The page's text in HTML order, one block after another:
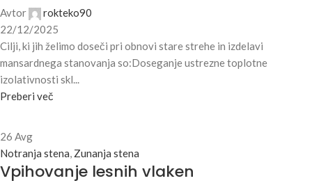
Avtor
rokteko90
22/12/2025
Cilji, ki jih želimo doseči pri obnovi stare strehe in izdelavi
mansardnega stanovanja so:Doseganje ustrezne toplotne
izolativnosti skl...
Preberi več
26 Avg
Notranja stena, Zunanja stena
Vpihovanje lesnih vlaken